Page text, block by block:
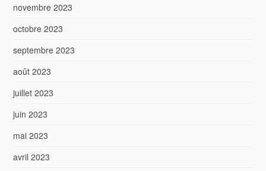
novembre 2023
octobre 2023
septembre 2023
août 2023
juillet 2023
juin 2023
mai 2023
avril 2023